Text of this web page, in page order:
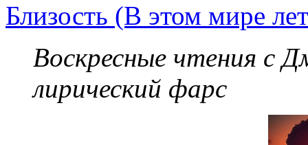
Близость (В этом мире
Воскресные чтения с
лирический фарс